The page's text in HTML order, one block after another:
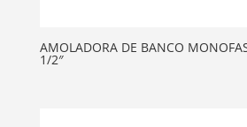
AMOLADORA DE BANCO
1/2″